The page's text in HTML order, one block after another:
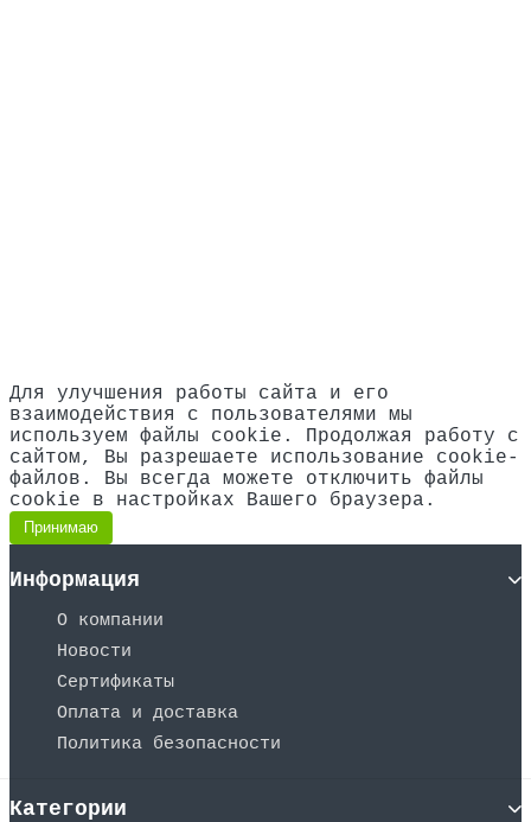
Для улучшения работы сайта и его
взаимодействия с пользователями мы
используем файлы cookie. Продолжая работу с
сайтом, Вы разрешаете использование cookie-
файлов. Вы всегда можете отключить файлы
cookie в настройках Вашего браузера.
Принимаю
Информация
О компании
Новости
Сертификаты
Оплата и доставка
Политика безопасности
Категории